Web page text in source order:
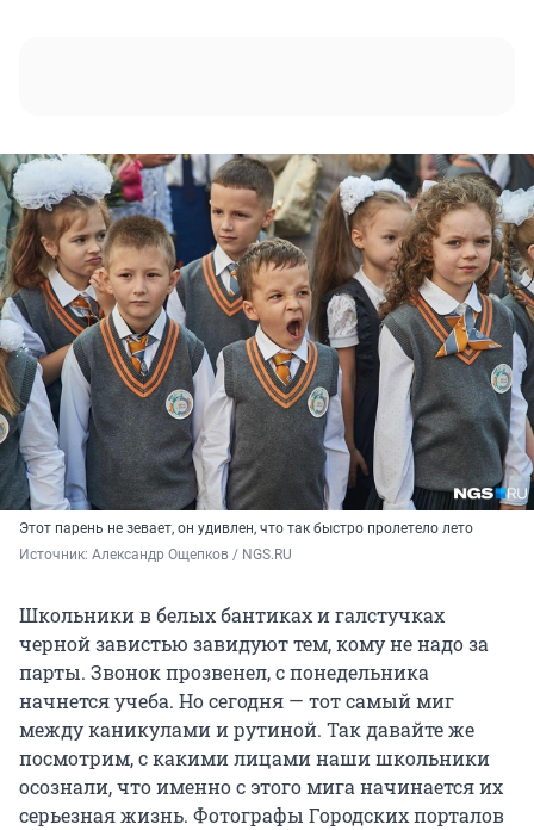
Этот парень не зевает, он удивлен, что так быстро пролетело лето
Источник: Александр Ощепков / NGS.RU
Школьники в белых бантиках и галстучках
черной завистью завидуют тем, кому не надо за
парты. Звонок прозвенел, с понедельника
начнется учеба. Но сегодня — тот самый миг
между каникулами и рутиной. Так давайте же
посмотрим, с какими лицами наши школьники
осознали, что именно с этого мига начинается их
серьезная жизнь. Фотографы Городских порталов